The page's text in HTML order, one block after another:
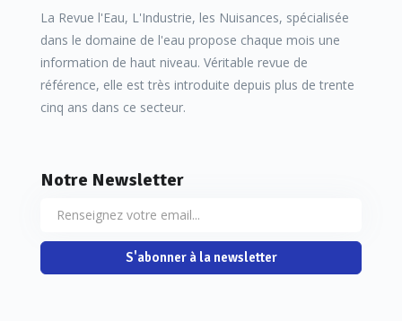
La Revue l'Eau, L'Industrie, les Nuisances, spécialisée
dans le domaine de l'eau propose chaque mois une
information de haut niveau. Véritable revue de
référence, elle est très introduite depuis plus de trente
cinq ans dans ce secteur.
Notre Newsletter
S'abonner à la newsletter